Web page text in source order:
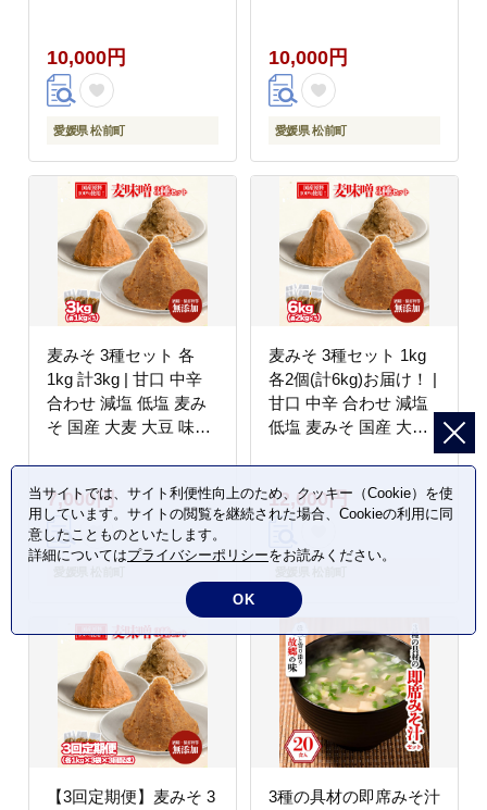
10,000円
愛媛県 松前町
10,000円
愛媛県 松前町
麦みそ 3種セット 各
1kg 計3kg | 甘口 中辛
合わせ 減塩 低塩 麦み
そ 国産 大麦 大豆 味噌
愛媛県 松前町 えひめけ
ん まさきちょう ギノー
みそ
7,000円
麦みそ 3種セット 1kg
各2個(計6kg)お届け！ |
甘口 中辛 合わせ 減塩
低塩 麦みそ 国産 大麦
汁 みそ汁 愛媛県 松前
町 えひめけん まさきち
ょう ギノーみそ
12,000円
【3回定期便】麦みそ 3
3種の具材の即席みそ汁
当サイトでは、サイト利便性向上のため、クッキー（Cookie）を使
用しています。サイトの閲覧を継続された場合、Cookieの利用に同
意したことものといたします。
詳細についてはプライバシーポリシーをお読みください。
OK